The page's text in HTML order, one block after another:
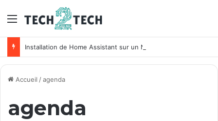
Menu
Installation de Home Assistant sur un NAS Synology
Accueil /agenda
agenda